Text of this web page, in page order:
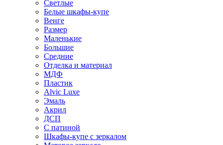
Светлые
Белые шкафы-купе
Венге
Размер
Маленькие
Большие
Средние
Отделка и материал
МДФ
Пластик
Alvic Luxe
Эмаль
Акрил
ДСП
С патиной
Шкафы-купе с зеркалом